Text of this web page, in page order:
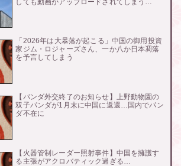
「2026年は大暴落が起こる」中国の御用投資
家ジム・ロジャーズさん、一か八か日本凋落
を予言してしまう
【パンダ外交終了のお知らせ】上野動物園の
双子パンダが1月末に中国に返還…国内でパン
ダ不在に
【火器管制レーダー照射事件】中国を擁護す
る主張がアクロバティック過ぎる…